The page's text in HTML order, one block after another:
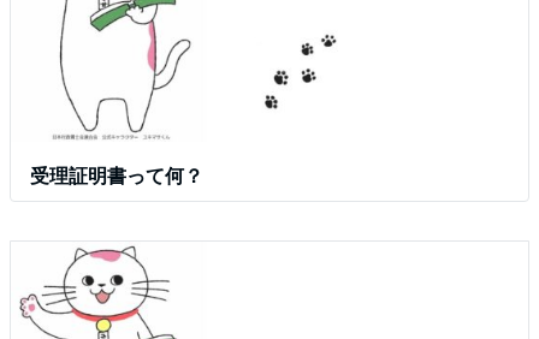
受理証明書って何？